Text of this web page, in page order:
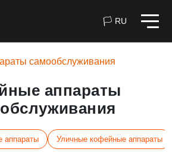
🏳 RU
самообслуживания
аппараты
аппараты Уличные кофейные аппараты